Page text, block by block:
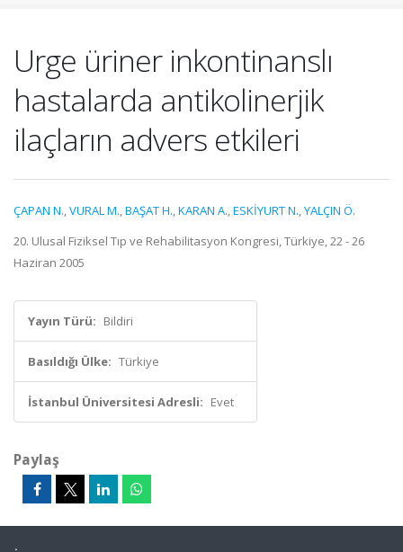
Urge üriner inkontinanslı
hastalarda antikolinerjik
ilaçların advers etkileri
ÇAPAN N.,VURAL M.,BAŞAT H.,KARAN A.,ESKİYURT N.,YALÇIN Ö.
20. Ulusal Fiziksel Tıp ve Rehabilitasyon Kongresi, Türkiye, 22 - 26
Haziran 2005
Yayın Türü: Bildiri
Basıldığı Ülke: Türkiye
İstanbul Üniversitesi Adresli: Evet
Paylaş